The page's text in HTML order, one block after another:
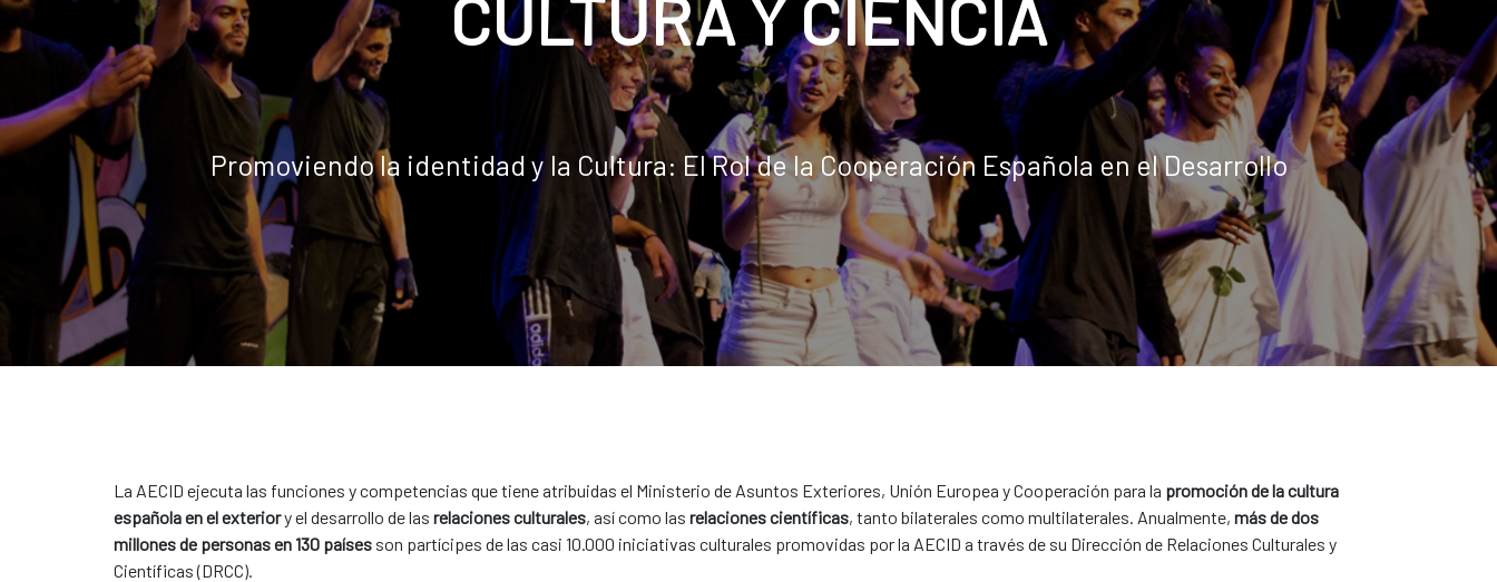
CULTURA Y CIENCIA
Promoviendo la identidad y la Cultura: El Rol de la Cooperación Española en el Desarrollo
La AECID ejecuta las funciones y competencias que tiene atribuidas el Ministerio de Asuntos Exteriores, Unión Europea y Cooperación para la promoción de la cultura
española en el exteriory el desarrollo de las relaciones culturales, así como las relaciones científicas, tanto bilaterales como multilaterales. Anualmente, más de dos
millones de personas en 130 países son partícipes de las casi 10.000 iniciativas culturales promovidas por la AECID a través de su Dirección de Relaciones Culturales y
Científicas (DRCC).